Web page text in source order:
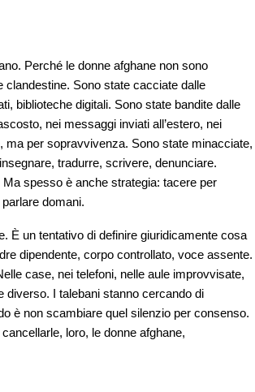
Perché le donne afghane non sono
Sono state cacciate dalle
biblioteche digitali. Sono state bandite dalle
nei messaggi inviati all’estero, nei
per sopravvivenza. Sono state minacciate,
tradurre, scrivere, denunciare.
spesso è anche strategia: tacere per
domani.
È un tentativo di definire giuridicamente cosa
dipendente, corpo controllato, voce assente.
case, nei telefoni, nelle aule improvvisate,
diverso. I talebani stanno cercando di
è non scambiare quel silenzio per consenso.
loro, le donne afghane,